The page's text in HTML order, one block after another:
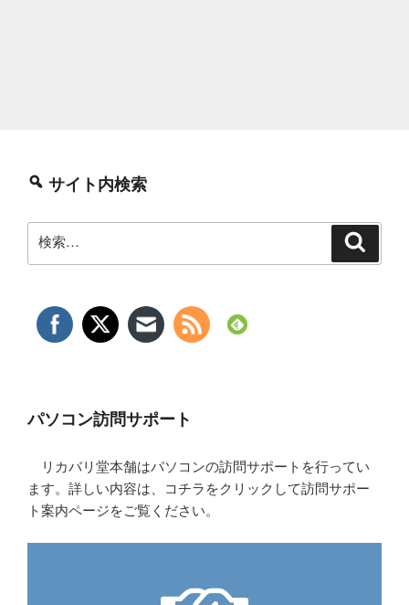
サイト内検索
索:
パソコン訪問サポート
リカバリ堂本舗はパソコンの訪問サポートを行ってい
ます。詳しい内容は、コチラをクリックして訪問サポー
ト案内ページをご覧ください。